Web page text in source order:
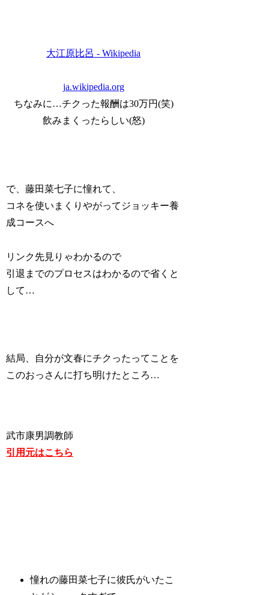
大江原比呂 - Wikipedia
ja.wikipedia.org
ちなみに…チクった報酬は30万円(笑)
飲みまくったらしい(怒)
で、藤田菜七子に憧れて、
コネを使いまくりやがってジョッキー養
成コースへ
リンク先見りゃわかるので
引退までのプロセスはわかるので省くと
して…
結局、自分が文春にチクったってことを
このおっさんに打ち明けたところ…
武市康男調教師
引用元はこちら
憧れの藤田菜七子に彼氏がいたこ